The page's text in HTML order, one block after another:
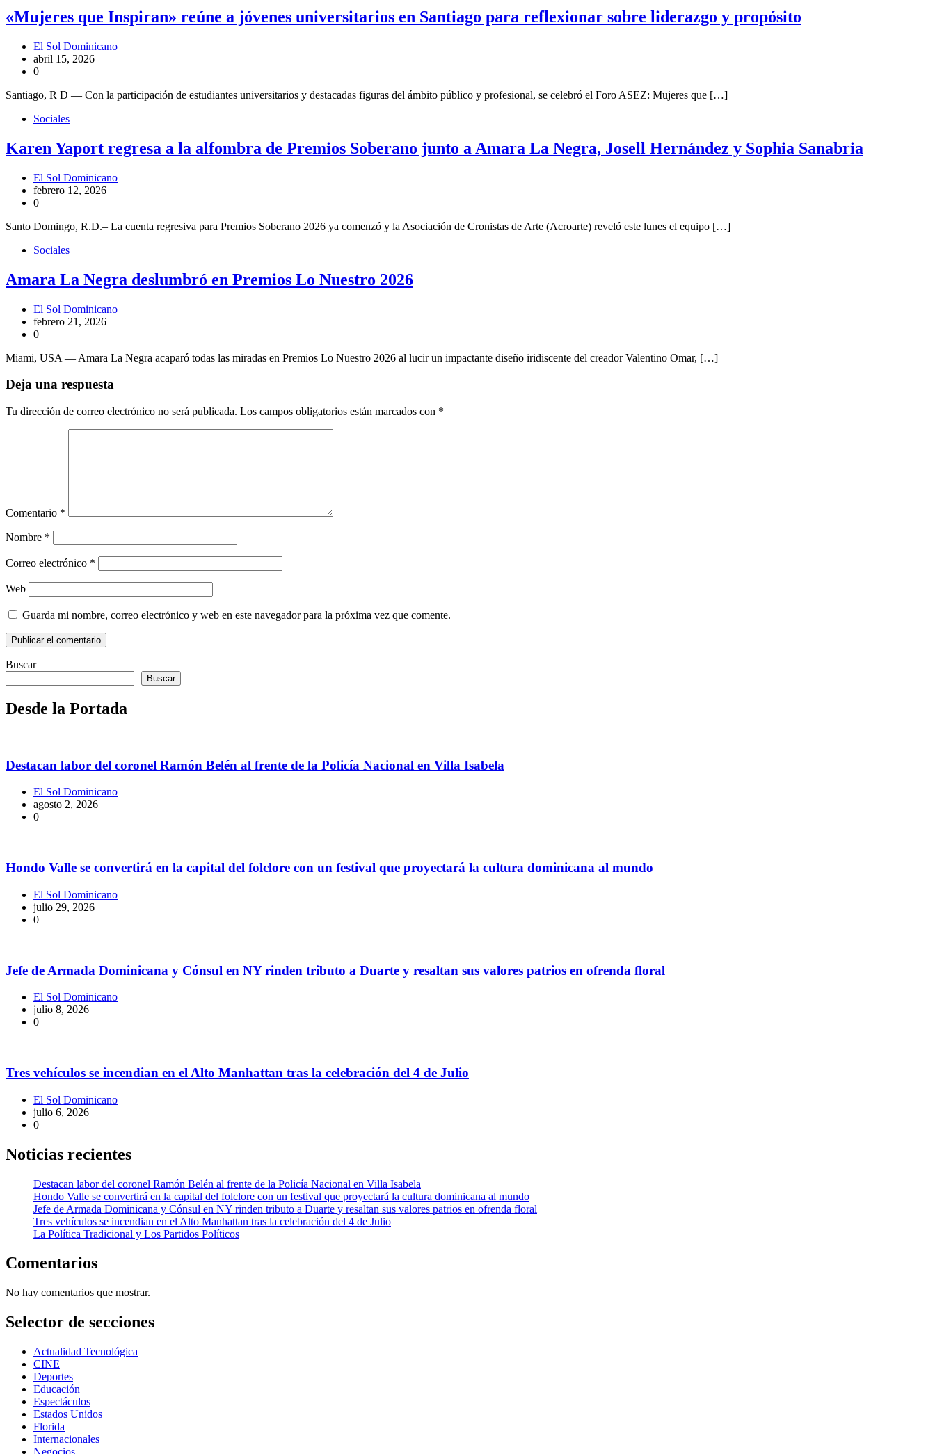
«Mujeres que Inspiran» reúne a jóvenes universitarios en Santiago para reflexionar sobre liderazgo y propósito
El Sol Dominicano
abril 15, 2026
0
Santiago, R D — Con la participación de estudiantes universitarios y destacadas figuras del ámbito público y profesional, se celebró el Foro ASEZ: Mujeres que […]
Sociales
Karen Yaport regresa a la alfombra de Premios Soberano junto a Amara La Negra, Josell Hernández y Sophia Sanabria
El Sol Dominicano
febrero 12, 2026
0
Santo Domingo, R.D.– La cuenta regresiva para Premios Soberano 2026 ya comenzó y la Asociación de Cronistas de Arte (Acroarte) reveló este lunes el equipo […]
Sociales
Amara La Negra deslumbró en Premios Lo Nuestro 2026
El Sol Dominicano
febrero 21, 2026
0
Miami, USA — Amara La Negra acaparó todas las miradas en Premios Lo Nuestro 2026 al lucir un impactante diseño iridiscente del creador Valentino Omar, […]
Deja una respuesta
Tu dirección de correo electrónico no será publicada. Los campos obligatorios están marcados con *
Comentario *
Nombre *
Correo electrónico *
Web
Guarda mi nombre, correo electrónico y web en este navegador para la próxima vez que comente.
Buscar
Buscar
Desde la Portada
Destacan labor del coronel Ramón Belén al frente de la Policía Nacional en Villa Isabela
El Sol Dominicano
agosto 2, 2026
0
Hondo Valle se convertirá en la capital del folclore con un festival que proyectará la cultura dominicana al mundo
El Sol Dominicano
julio 29, 2026
0
Jefe de Armada Dominicana y Cónsul en NY rinden tributo a Duarte y resaltan sus valores patrios en ofrenda floral
El Sol Dominicano
julio 8, 2026
0
Tres vehículos se incendian en el Alto Manhattan tras la celebración del 4 de Julio
El Sol Dominicano
julio 6, 2026
0
Noticias recientes
Destacan labor del coronel Ramón Belén al frente de la Policía Nacional en Villa Isabela
Hondo Valle se convertirá en la capital del folclore con un festival que proyectará la cultura dominicana al mundo
Jefe de Armada Dominicana y Cónsul en NY rinden tributo a Duarte y resaltan sus valores patrios en ofrenda floral
Tres vehículos se incendian en el Alto Manhattan tras la celebración del 4 de Julio
La Política Tradicional y Los Partidos Políticos
Comentarios
No hay comentarios que mostrar.
Selector de secciones
Actualidad Tecnológica
CINE
Deportes
Educación
Espectáculos
Estados Unidos
Florida
Internacionales